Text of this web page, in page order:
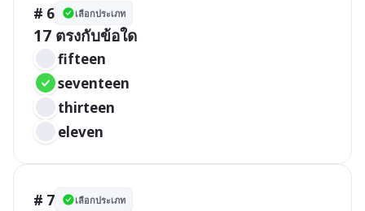
# 6 เลือกประเภท
17 ตรงกับข้อใด
fifteen
seventeen
thirteen
eleven
# 7 เลือกประเภท